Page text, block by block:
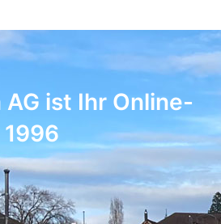
AG ist Ihr Online-